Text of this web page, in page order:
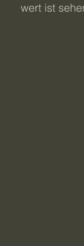
wert ist